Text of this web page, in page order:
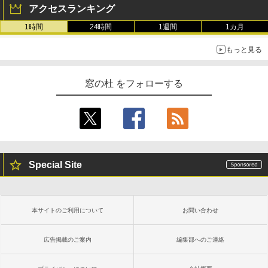
整、色調調節ライト、プレミアムペン付
き、グラファイト
アクセスランキング
1時間 24時間 1週間 1カ月
もっと見る
窓の杜 をフォローする
Special Site
本サイトのご利用について お問い合わせ
広告掲載のご案内 編集部へのご連絡